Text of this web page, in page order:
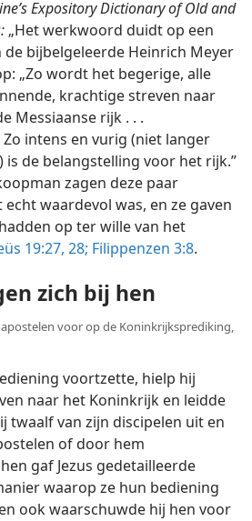
Expository Dictionary of Old and
„Het werkwoord duidt op een
de bijbelgeleerde Heinrich Meyer
„Zo wordt het begerige, alle
krachtige streven naar
Messiaanse rijk . . .
intens en vurig (niet langer
is de belangstelling voor het rijk.”
zagen deze paar
waardevol was, en ze gaven
op ter wille van het
19:27, 28; Filippenzen 3:8.
zich bij hen
apostelen voor op de Koninkrijksprediking,
voortzette, hielp hij
naar het Koninkrijk en leidde
twaalf van zijn discipelen uit en
of door hem
gaf Jezus gedetailleerde
waarop ze hun bediening
ook waarschuwde hij hen voor